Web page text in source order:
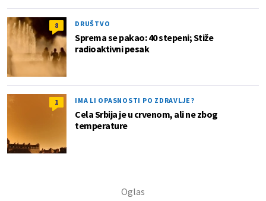
8 DRUŠTVO
Sprema se pakao: 40 stepeni; Stiže
radioaktivni pesak
1 IMA LI OPASNOSTI PO ZDRAVLJE?
Cela Srbija je u crvenom, ali ne zbog
temperature